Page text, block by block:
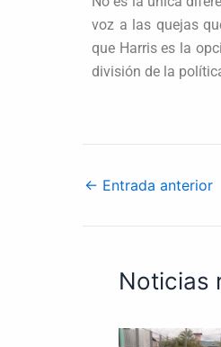
voz a las quejas
que Harris es la
división de la
← Entrada anterior
Noticias